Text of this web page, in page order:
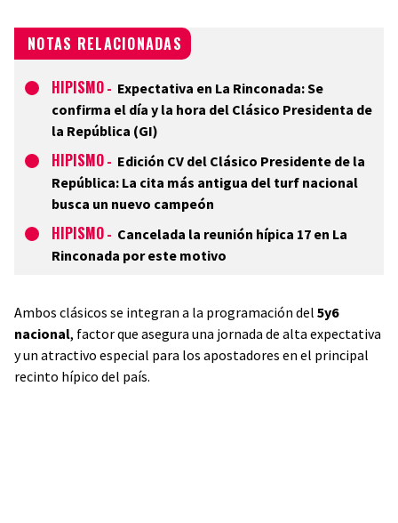
NOTAS RELACIONADAS
HIPISMO - Expectativa en La Rinconada: Se
confirma el día y la hora del Clásico Presidenta de
la República (GI)
HIPISMO - Edición CV del Clásico Presidente de la
República: La cita más antigua del turf nacional
busca un nuevo campeón
HIPISMO - Cancelada la reunión hípica 17 en La
Rinconada por este motivo
Ambos clásicos se integran a la programación del 5y6
nacional, factor que asegura una jornada de alta expectativa
y un atractivo especial para los apostadores en el principal
recinto hípico del país.